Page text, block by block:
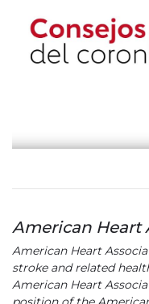
American Heart
American Heart
stroke and related
American Heart